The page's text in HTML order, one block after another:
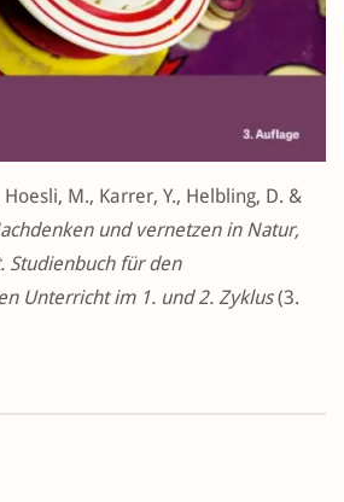
M., Karrer, Y., Helbling, D. &
und vernetzen in Natur,
Studienbuch für den
Unterricht im 1. und 2. Zyklus(3.